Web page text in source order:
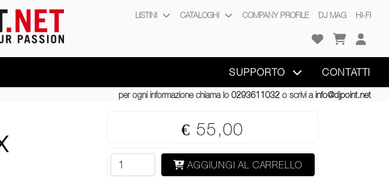
LISTINI CATALOGHI COMPANY PROFILE DJ MAG HI-FI
SUPPORTO CONTATTI
per ogni informazione chiama lo 0293611032 o scrivi a info@djpoint.net
€ 55,00
AGGIUNGI AL CARRELLO